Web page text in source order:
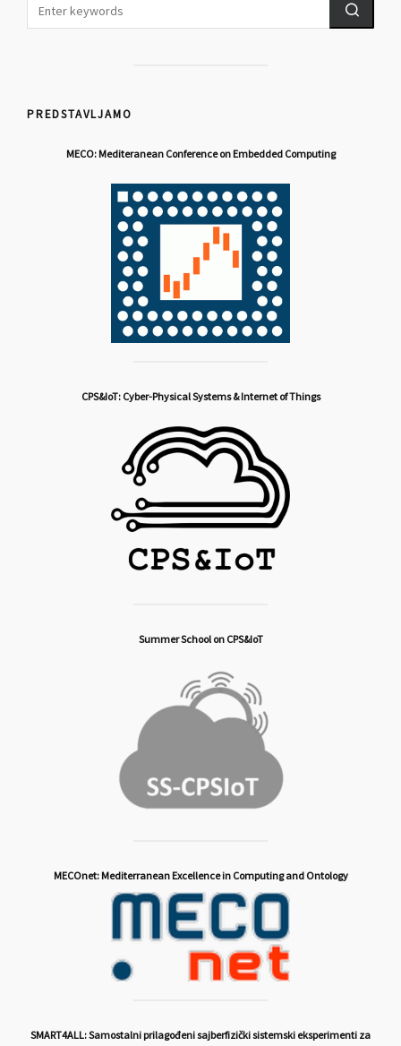
PREDSTAVLJAMO
MECO: Mediteranean Conference on Embedded Computing
CPS&IoT: Cyber-Physical Systems & Internet of Things
Summer School on CPS&IoT
MECOnet: Mediterranean Excellence in Computing and Ontology
SMART4ALL: Samostalni prilagođeni sajberfizički sistemski eksperimenti za